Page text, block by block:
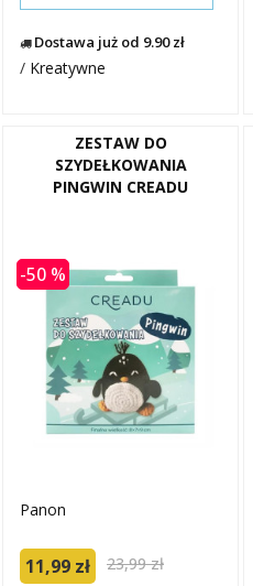
Dostawa już od 9.90 zł
/ Kreatywne
ZESTAW DO
SZYDEŁKOWANIA
PINGWIN CREADU
-50 %
Panon
11,99 zł 23,99 zł